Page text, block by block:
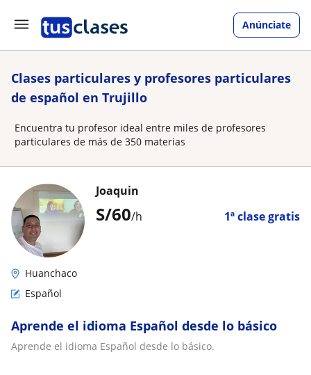
Anúnciate
Clases particulares y profesores particulares
de español en Trujillo
Encuentra tu profesor ideal entre miles de profesores
particulares de más de 350 materias
S/60/h 1ª clase gratis
Joaquin
Huanchaco
Español
Aprende el idioma Español desde lo básico
Aprende el idioma Español desde lo básico.